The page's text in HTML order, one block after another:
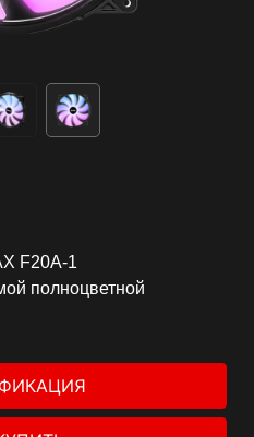
F20A-1
полноцветной